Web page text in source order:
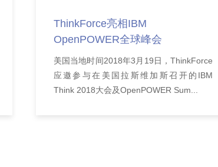
ThinkForce亮相IBM
OpenPOWER全球峰会
美国当地时间2018年3月19日，ThinkForce
应邀参与在美国拉斯维加斯召开的IBM
Think 2018大会及OpenPOWER Sum...